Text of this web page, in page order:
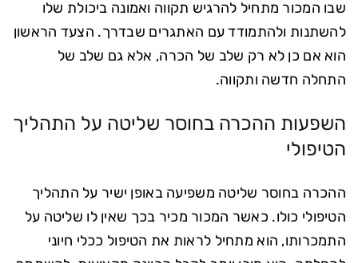
שבו המכור מתחיל להרגיש תקווה ואמונה ביכולת שלו
להשתנות ולהתמודד עם האתגרים שבדרך. הצעד הראשון
הוא אם כן לא רק שלב של הכרה, אלא גם שלב של
התחלה חדשה ותקווה.
השפעות ההכרה בחוסר שליטה על התהליך
הטיפולי
ההכרה בחוסר שליטה משפיעה באופן ישיר על התהליך
הטיפולי כולו. כאשר המכור מכיר בכך שאין לו שליטה על
התמכרותו, הוא מתחיל לראות את הטיפול ככלי חיוני